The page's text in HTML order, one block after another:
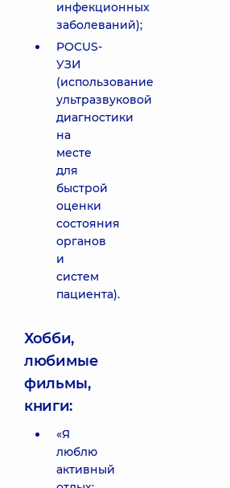
инфекционных
заболеваний);
POCUS-
УЗИ
(использование
ультразвуковой
диагностики
на
месте
для
быстрой
оценки
состояния
органов
и
систем
пациента).
Хобби,
любимые
фильмы,
книги:
«Я
люблю
активный